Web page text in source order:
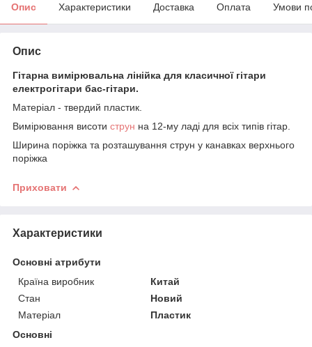
Опис Характеристики Доставка Оплата Умови
Опис
Гітарна вимірювальна лінійка для класичної гітари
електрогітари бас-гітари.
Матеріал - твердий пластик.
Вимірювання висоти струн на 12-му ладі для всіх типів гітар.
Ширина поріжка та розташування струн у канавках верхнього
поріжка
Приховати
Характеристики
Основні атрибути
Країна виробник
Китай
Стан
Новий
Матеріал
Пластик
Основні